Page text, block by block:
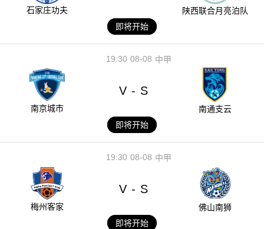
石家庄功夫
陕西联合月亮泊队
即将开始
08-08
19:30 中甲
南京城市
V - S
南通支云
即将开始
08-08
19:30 中甲
梅州客家
V - S
佛山南狮
即将开始